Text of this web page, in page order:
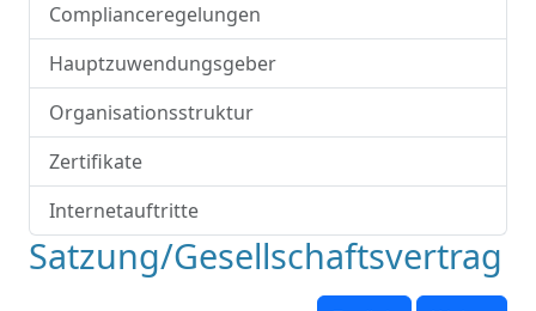
Complianceregelungen
Hauptzuwendungsgeber
Organisationsstruktur
Zertifikate
Internetauftritte
Satzung/Gesellschaftsvertrag